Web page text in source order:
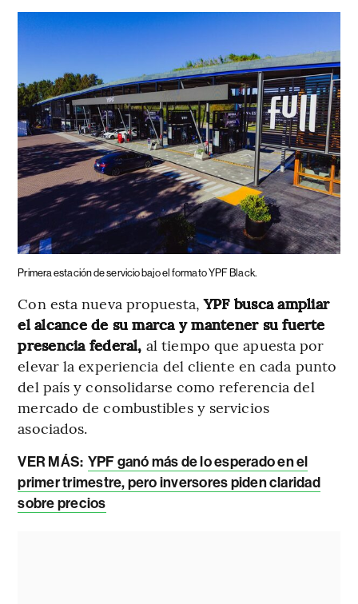
Primera estación de servicio bajo el formato YPF Black.
Con esta nueva propuesta,YPF busca ampliar
el alcance de su marca y mantener su fuerte
presencia federal, al tiempo que apuesta por
elevar la experiencia del cliente en cada punto
del país y consolidarse como referencia del
mercado de combustibles y servicios
asociados.
VER MÁS: YPF ganó más de lo esperado en el
primer trimestre, pero inversores piden claridad
sobre precios